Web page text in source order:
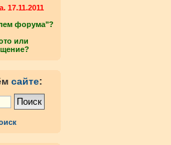
17.11.2011
форума"?
или
сайте: